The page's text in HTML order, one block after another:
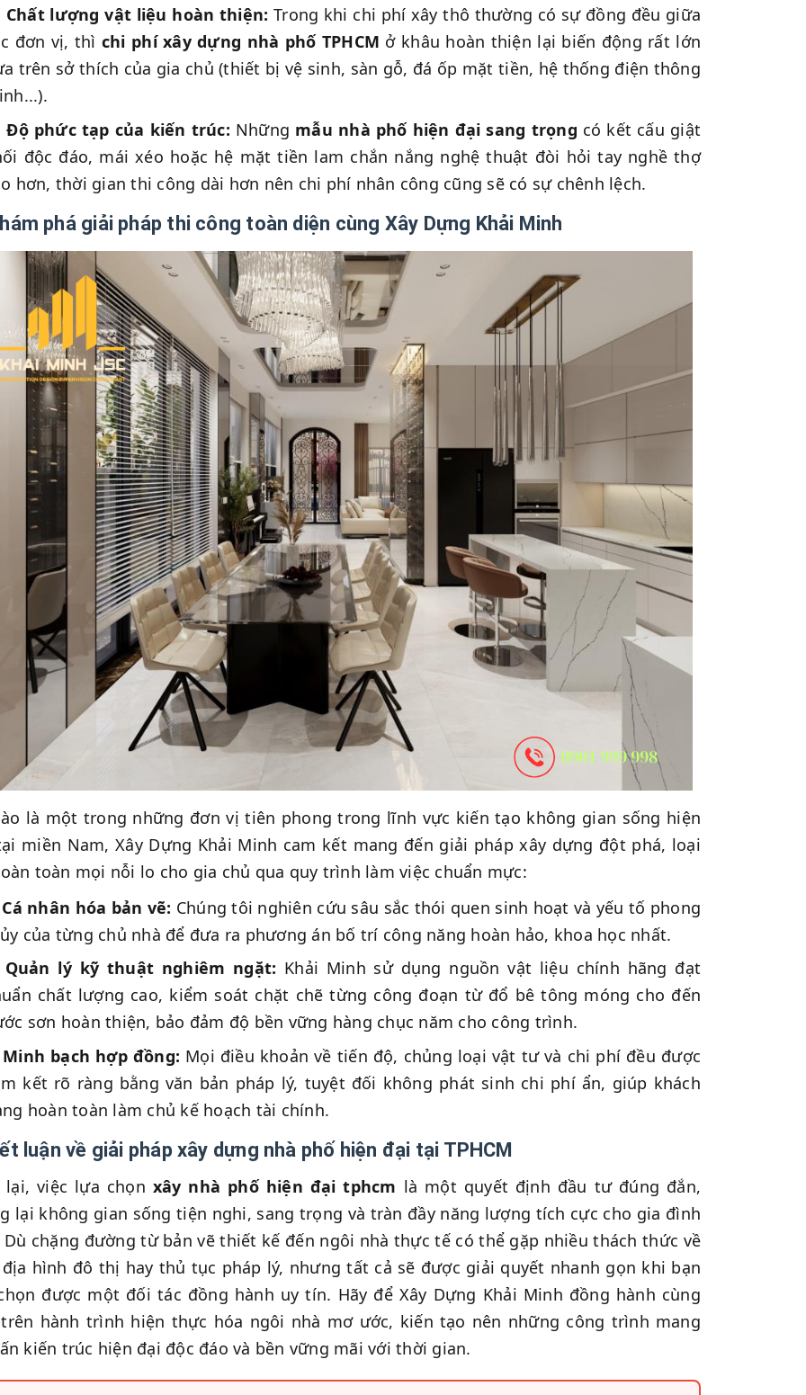
Chất lượng vật liệu hoàn thiện: Trong khi chi phí xây thô thường có sự đồng đều giữa
đơn vị, thì chi phí xây dựng nhà phố TPHCM ở khâu hoàn thiện lại biến động rất lớn
trên sở thích của gia chủ (thiết bị vệ sinh, sàn gỗ, đá ốp mặt tiền, hệ thống điện thông
Độ phức tạp của kiến trúc: Những mẫu nhà phố hiện đại sang trọng có kết cấu giật
độc đáo, mái xéo hoặc hệ mặt tiền lam chắn nắng nghệ thuật đòi hỏi tay nghề thợ
hơn, thời gian thi công dài hơn nên chi phí nhân công cũng sẽ có sự chênh lệch.
phá giải pháp thi công toàn diện cùng Xây Dựng Khải Minh
là một trong những đơn vị tiên phong trong lĩnh vực kiến tạo không gian sống hiện
miền Nam, Xây Dựng Khải Minh cam kết mang đến giải pháp xây dựng đột phá, loại
toàn mọi nỗi lo cho gia chủ qua quy trình làm việc chuẩn mực:
Cá nhân hóa bản vẽ: Chúng tôi nghiên cứu sâu sắc thói quen sinh hoạt và yếu tố phong
của từng chủ nhà để đưa ra phương án bố trí công năng hoàn hảo, khoa học nhất.
Quản lý kỹ thuật nghiêm ngặt: Khải Minh sử dụng nguồn vật liệu chính hãng đạt
chất lượng cao, kiểm soát chặt chẽ từng công đoạn từ đổ bê tông móng cho đến
sơn hoàn thiện, bảo đảm độ bền vững hàng chục năm cho công trình.
Minh bạch hợp đồng: Mọi điều khoản về tiến độ, chủng loại vật tư và chi phí đều được
kết rõ ràng bằng văn bản pháp lý, tuyệt đối không phát sinh chi phí ẩn, giúp khách
hoàn toàn làm chủ kế hoạch tài chính.
luận về giải pháp xây dựng nhà phố hiện đại tại TPHCM
lại, việc lựa chọn xây nhà phố hiện đại tphcm là một quyết định đầu tư đúng đắn,
lại không gian sống tiện nghi, sang trọng và tràn đầy năng lượng tích cực cho gia đình
Dù chặng đường từ bản vẽ thiết kế đến ngôi nhà thực tế có thể gặp nhiều thách thức về
hình đô thị hay thủ tục pháp lý, nhưng tất cả sẽ được giải quyết nhanh gọn khi bạn
được một đối tác đồng hành uy tín. Hãy để Xây Dựng Khải Minh đồng hành cùng
hành trình hiện thực hóa ngôi nhà mơ ước, kiến tạo nên những công trình mang
kiến trúc hiện đại độc đáo và bền vững mãi với thời gian.